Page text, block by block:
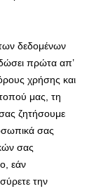
δεδομένων
πρώτα απ’
χρήσης και
μας, τη
ζητήσουμε
σας
σας
εάν
την